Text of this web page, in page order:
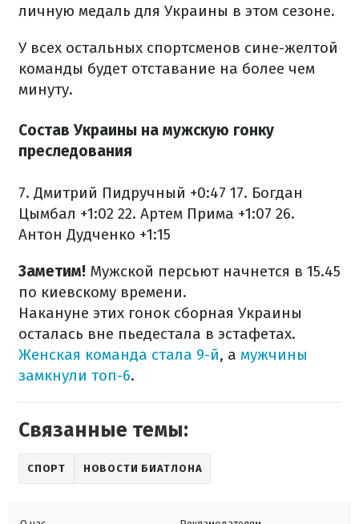
личную медаль для Украины в этом сезоне.
У всех остальных спортсменов сине-желтой
команды будет отставание на более чем
минуту.
Состав Украины на мужскую гонку
преследования
7. Дмитрий Пидручный +0:47 17. Богдан
Цымбал +1:02 22. Артем Прима +1:07 26.
Антон Дудченко +1:15
Заметим! Мужской персьют начнется в 15.45
по киевскому времени.
Накануне этих гонок сборная Украины
осталась вне пьедестала в эстафетах.
Женская команда стала 9-й, а мужчины
замкнули топ-6.
Связанные темы:
СПОРТ НОВОСТИ БИАТЛОНА